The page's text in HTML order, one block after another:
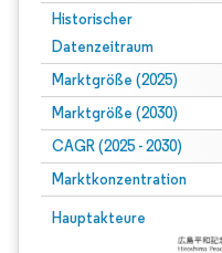
Historischer
Datenzeitraum
Marktgröße (2025)
Marktgröße (2030)
CAGR (2025 - 2030)
Marktkonzentration
Hauptakteure